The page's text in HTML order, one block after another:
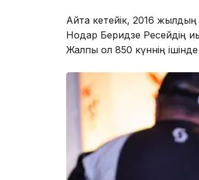
Айта кетейік, 2016
Нодар Беридзе Ресейдің
Жалпы ол 850 күннің